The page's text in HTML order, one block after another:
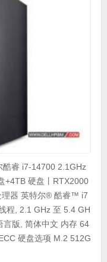
睿 i7-14700 2.1GHz
+4TB 硬盘丨RTX2000
理器 英特尔® 酷睿™ i7
程, 2.1 GHz 至 5.4 GH
言版, 简体中文 内存 64
硬盘选项 M.2 512G